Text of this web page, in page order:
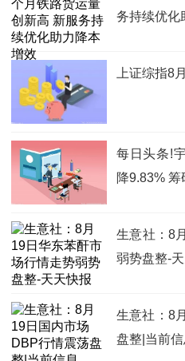
务持续优化
上证综指8
每日头条!
降9.83% 筹
生意社：8
弱势盘整-
生意社：8
盘整|当前信